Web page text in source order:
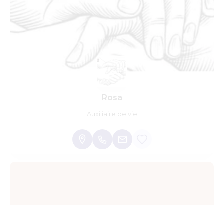
Rosa
Auxiliaire de vie